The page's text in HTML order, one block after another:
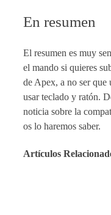
En resumen
El resumen es muy
el mando si quieres
de Apex, a no ser que
usar teclado y ratón.
noticia sobre la
os lo haremos saber.
Artículos